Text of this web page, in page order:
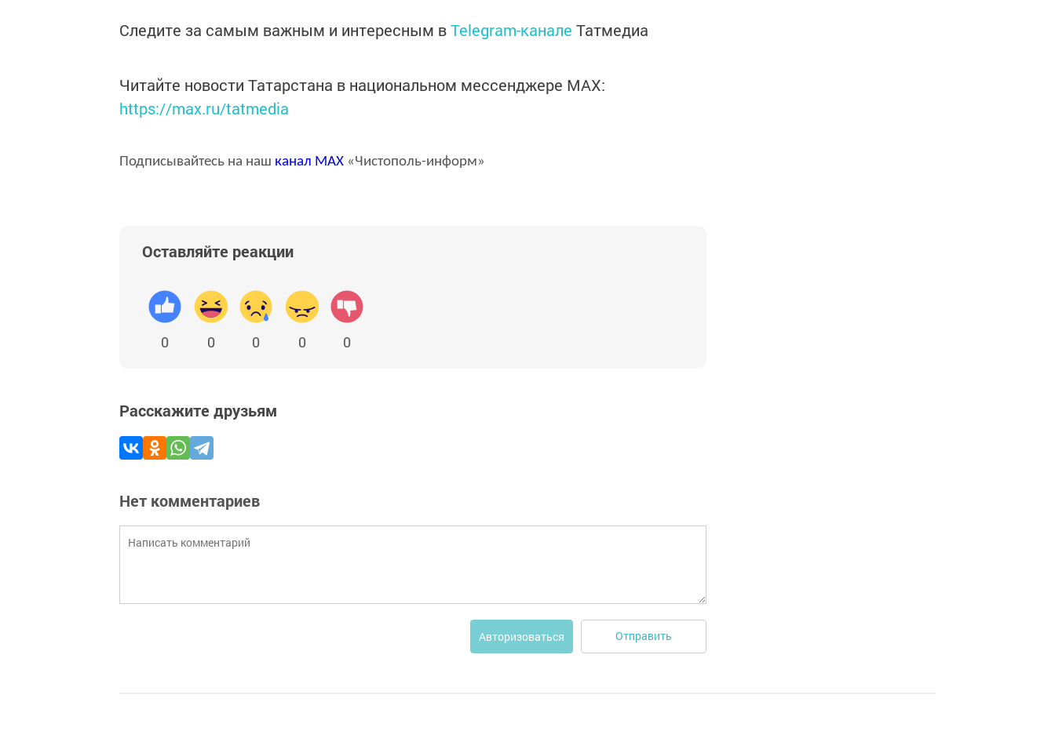
Следите за самым важным и интересным вTelegram-канале Татмедиа
Читайте новости Татарстана в национальном мессенджере MАХ:
https://max.ru/tatmedia
Подписывайтесь на наш канал MAX «Чистополь-информ»
Оставляйте реакции
0 0 0 0 0
Расскажите друзьям
Нет комментариев
Авторизоваться Отправить